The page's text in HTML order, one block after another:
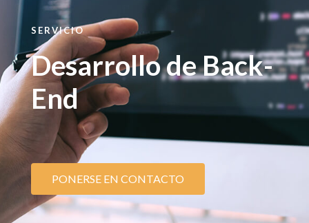
SERVICIO
Desarrollo de Back-
End
PONERSE EN CONTACTO